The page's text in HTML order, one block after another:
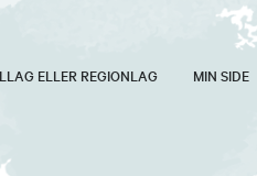
ELLER REGIONLAG MIN SIDE